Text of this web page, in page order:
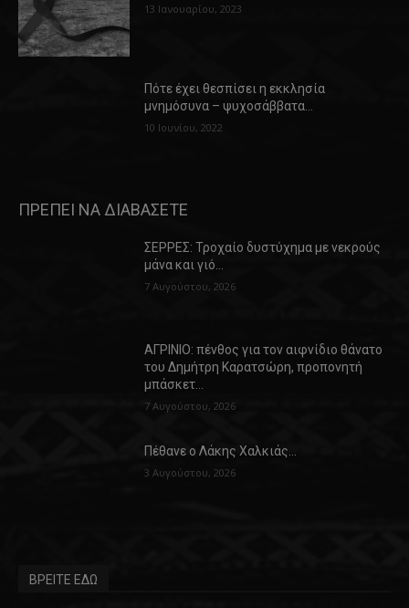
13 Ιανουαρίου, 2023
Πότε έχει θεσπίσει η εκκλησία
μνημόσυνα – ψυχοσάββατα…
10 Ιουνίου, 2022
ΠΡΕΠΕΙ ΝΑ ΔΙΑΒΑΣΕΤΕ
ΣΕΡΡΕΣ: Τροχαίο δυστύχημα με νεκρούς
μάνα και γιό…
7 Αυγούστου, 2026
ΑΓΡΙΝΙΟ: πένθος για τον αιφνίδιο θάνατο
του Δημήτρη Καρατσώρη, προπονητή
μπάσκετ…
7 Αυγούστου, 2026
Πέθανε ο Λάκης Χαλκιάς…
3 Αυγούστου, 2026
ΒΡΕΙΤΕ ΕΔΩ